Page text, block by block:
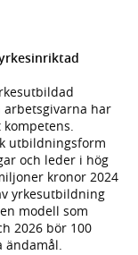
har
utbildningsform
och leder i hög
kronor 2024
yrkesutbildning
modell som
2026 bör 100
ändamål.